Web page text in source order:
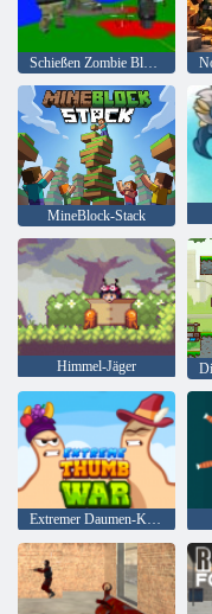
Schießen Zombie Blocky Gun Warfare
MineBlock-Stack
Himmel-Jäger
Extremer Daumen-Krieg